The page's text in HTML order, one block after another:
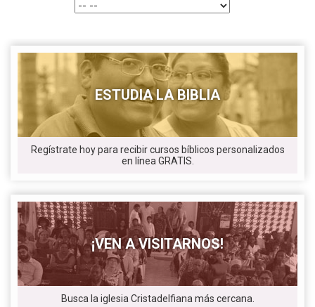
ESTUDIA LA BIBLIA
Regístrate hoy para recibir cursos bíblicos personalizados
en línea GRATIS.
¡VEN A VISITARNOS!
Busca la iglesia Cristadelfiana más cercana.